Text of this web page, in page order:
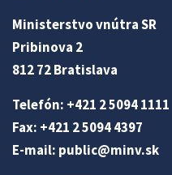
Ministerstvo vnútra SR
Pribinova 2
812 72 Bratislava
Telefón: +421 2 5094 1111
Fax: +421 2 5094 4397
E-mail: public@minv.sk